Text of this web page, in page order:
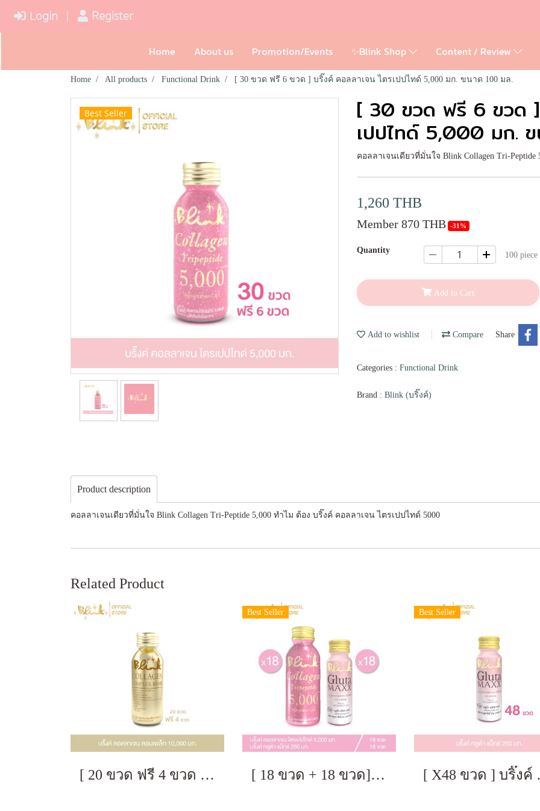
Login Register
Home About us Promotion/Events ✨Blink Shop Content / Review
Home All products Functional Drink [ 30 ขวด ฟรี 6 ขวด ] บริ๊งค์ คอลลาเจน ไตรเปปไทด์ 5,000 มก. ขนาด 100 มล.
Best Seller [ 30 ขวด ฟรี 6 ขวด ]
เปปไทด์ 5,000 มก.
คอลลาเจนเดียวที่มั่นใจ Blink Collagen Tri-
1,260 THB
Member 870 THB -31%
Quantity
100
Add to Cart
Add to wishlist Compare Share
Categories : Functional Drink
Brand : Blink (บริ๊งค์)
Product description
คอลลาเจนเดียวที่มั่นใจ Blink Collagen Tri-Peptide 5,000 ทำไม ต้อง บริ๊งค์ คอลลาเจน ไตรเปปไทด์ 5000
Related Product
[ 20 ขวด ฟรี 4 ขวด ] บริ๊งค์ คอลลาเจน คอมเพล็กซ์ 10,000 มก. ขนาด 100 มล.
Best Seller
[ 18 ขวด + 18 ขวด] บริ๊งค์ คอลลาเจน ไตรเปปไทด์ 5,000 มก.ขนาด100มล. 18 ขวด + บริ๊งค์ กลูต้า แม็กซ์ ขนาด 50 มล.18 ขวด
Best Seller
[